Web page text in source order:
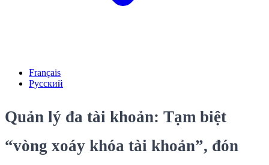
Français
Русский
Quản lý đa tài khoản: Tạm biệt
“vòng xoáy khóa tài khoản”, đón